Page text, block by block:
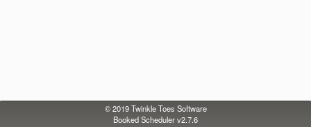
© 2019Twinkle Toes Software
Booked Scheduler v2.7.6